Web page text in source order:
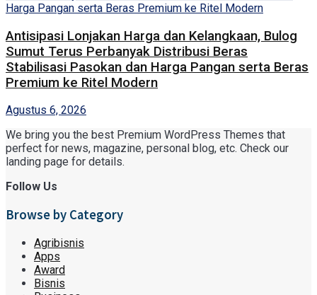
Antisipasi Lonjakan Harga dan Kelangkaan, Bulog
Sumut Terus Perbanyak Distribusi Beras
Stabilisasi Pasokan dan Harga Pangan serta Beras
Premium ke Ritel Modern
Agustus 6, 2026
We bring you the best Premium WordPress Themes that
perfect for news, magazine, personal blog, etc. Check our
landing page for details.
Follow Us
Browse by Category
Agribisnis
Apps
Award
Bisnis